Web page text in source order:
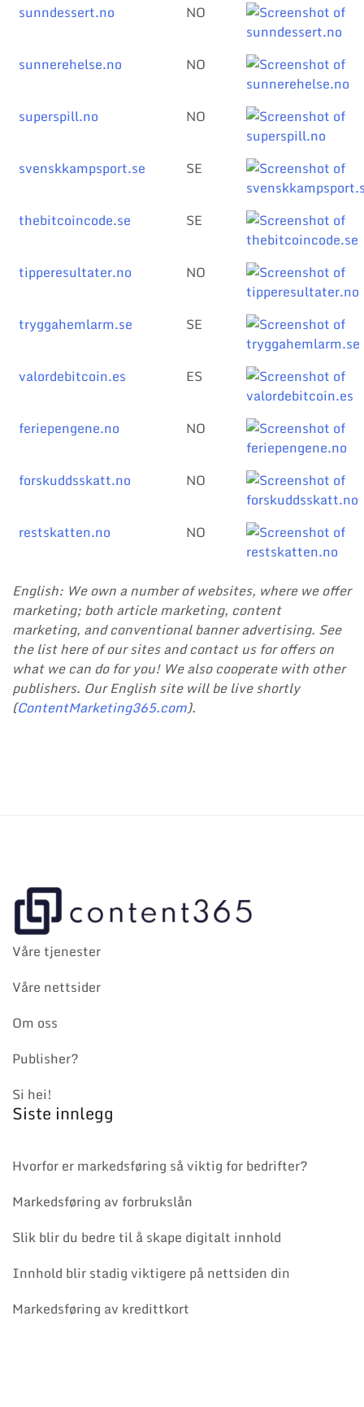
sunndessert.no NO
sunnerehelse.no NO
superspill.no NO
svenskkampsport.se SE
thebitcoincode.se SE
tipperesultater.no NO
tryggahemlarm.se SE
valordebitcoin.es ES
feriepengene.no NO
forskuddsskatt.no NO
restskatten.no NO
English: We own a number of websites, where we offer
marketing; both article marketing, content
marketing, and conventional banner advertising. See
the list here of our sites and contact us for offers on
what we can do for you! We also cooperate with other
publishers. Our English site will be live shortly
(ContentMarketing365.com).
Våre tjenester
Våre nettsider
Om oss
Publisher?
Si hei!
Siste innlegg
Hvorfor er markedsføring så viktig for bedrifter?
Markedsføring av forbrukslån
Slik blir du bedre til å skape digitalt innhold
Innhold blir stadig viktigere på nettsiden din
Markedsføring av kredittkort